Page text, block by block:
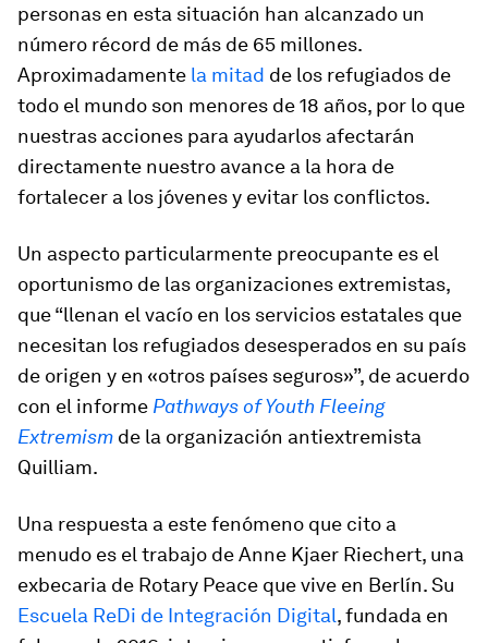
personas en esta situación han alcanzado un
número récord de más de 65 millones.
Aproximadamente la mitad de los refugiados de
todo el mundo son menores de 18 años, por lo que
nuestras acciones para ayudarlos afectarán
directamente nuestro avance a la hora de
fortalecer a los jóvenes y evitar los conflictos.
Un aspecto particularmente preocupante es el
oportunismo de las organizaciones extremistas,
que “llenan el vacío en los servicios estatales que
necesitan los refugiados desesperados en su país
de origen y en «otros países seguros»”, de acuerdo
con el informe Pathways of Youth Fleeing
Extremism de la organización antiextremista
Quilliam.
Una respuesta a este fenómeno que cito a
menudo es el trabajo de Anne Kjaer Riechert, una
exbecaria de Rotary Peace que vive en Berlín. Su
Escuela ReDi de Integración Digital, fundada en